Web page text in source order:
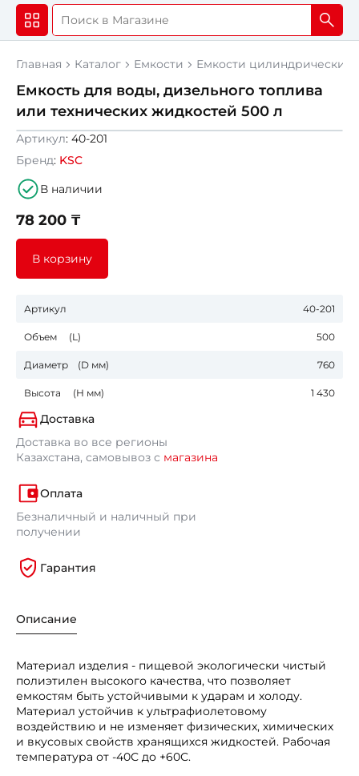
Главная Каталог Емкости Емкости цилиндрические
Емкость для воды, дизельного топлива
или технических жидкостей 500 л
Артикул: 40-201
Бренд: KSC
В наличии
78 200 ₸
В корзину
Артикул 40-201
Объем (L) 500
Диаметр (D мм) 760
Высота (Н мм) 1 430
Доставка
Доставка во все регионы
Казахстана, самовывоз с магазина
Оплата
Безналичный и наличный при
получении
Гарантия
Описание
Материал изделия - пищевой экологически чистый
полиэтилен высокого качества, что позволяет
емкостям быть устойчивыми к ударам и холоду.
Материал устойчив к ультрафиолетовому
воздействию и не изменяет физических, химических
и вкусовых свойств хранящихся жидкостей. Рабочая
температура от -40С до +60С.